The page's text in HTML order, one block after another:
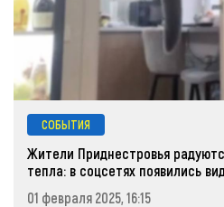
СОБЫТИЯ
Жители Приднестровья
тепла: в соцсетях появились
01 февраля 2025, 16:15